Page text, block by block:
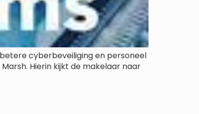
cyberbeveiliging en personeel
Hierin kijkt de makelaar naar